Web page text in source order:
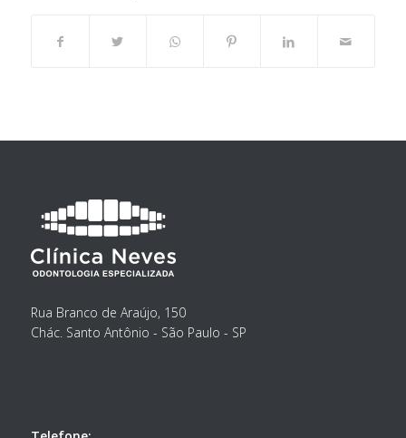
Rua Branco de Araújo, 150
Chác. Santo Antônio - São Paulo - SP